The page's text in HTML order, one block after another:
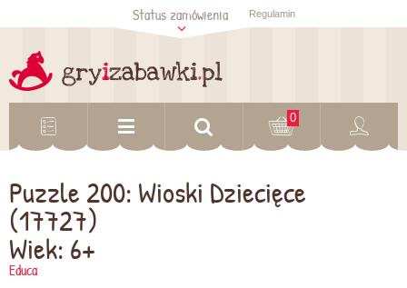
Sprawdź status
zamówienia
Status zamówienia Regulamin
0
Puzzle 200: Wioski Dziecięce
(17727)
Wiek: 6+
Educa